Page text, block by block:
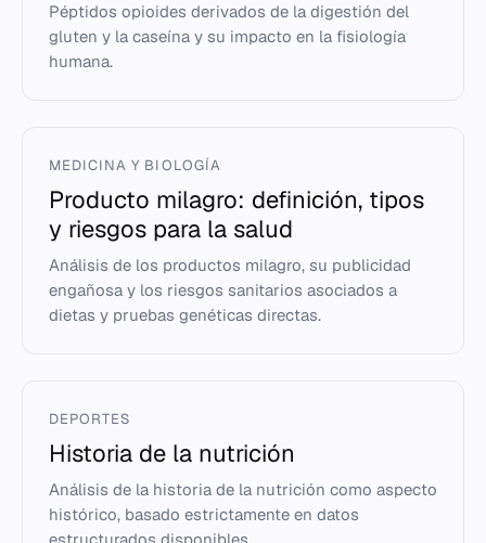
Péptidos opioides derivados de la digestión del
gluten y la caseína y su impacto en la fisiología
humana.
MEDICINA Y BIOLOGÍA
Producto milagro: definición, tipos
y riesgos para la salud
Análisis de los productos milagro, su publicidad
engañosa y los riesgos sanitarios asociados a
dietas y pruebas genéticas directas.
DEPORTES
Historia de la nutrición
Análisis de la historia de la nutrición como aspecto
histórico, basado estrictamente en datos